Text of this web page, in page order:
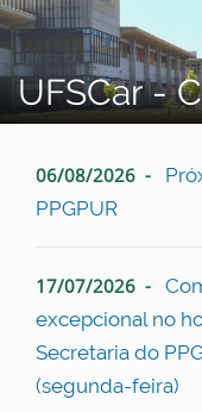
v
e
g UFSCar -
06/08/2026
PPGPUR
17/07/2026
excepcional no
Secretaria do
(segunda-feira)